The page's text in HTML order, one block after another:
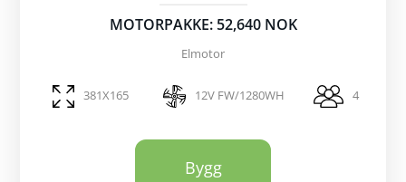
MOTORPAKKE: 52,640 NOK
Elmotor
381X165 12V FW/1280WH 4
Bygg